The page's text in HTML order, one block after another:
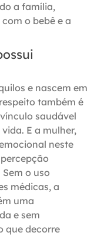
a família,
o bebê e a
e nascem em
também é
saudável
E a mulher,
neste
o uso
médicas, a
uma
e sem
que decorre